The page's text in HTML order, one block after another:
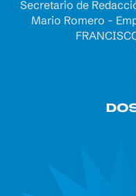
Secretario de
Mario Romero -